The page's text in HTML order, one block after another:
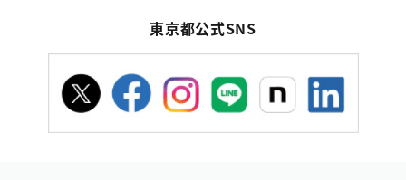
東京都公式SNS